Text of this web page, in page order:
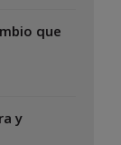
que
y